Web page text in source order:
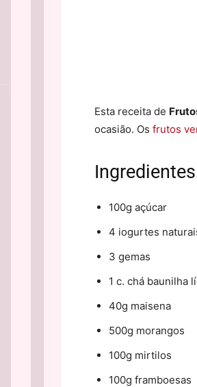
Esta receita de
ocasião. Os frutos
100g açúcar
4 iogurtes
3 gemas
1 c. chá baunilha
40g maisena
500g morangos
100g mirtilos
100g framboesas